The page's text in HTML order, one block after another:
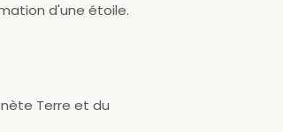
d'une étoile.
Terre et du